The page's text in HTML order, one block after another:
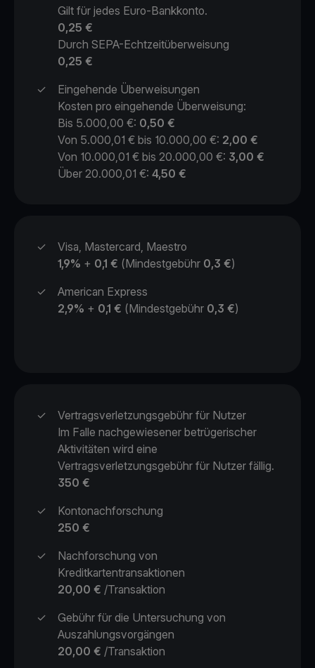
Gilt für jedes Euro-Bankkonto.
0,25 €
Durch SEPA-Echtzeitüberweisung
0,25 €
✓
Eingehende Überweisungen
Kosten pro eingehende Überweisung:
Bis 5.000,00 €: 0,50 €
Von 5.000,01 € bis 10.000,00 €: 2,00 €
Von 10.000,01 € bis 20.000,00 €: 3,00 €
Über 20.000,01 €: 4,50 €
✓
Visa, Mastercard, Maestro
1,9% + 0,1 € (Mindestgebühr 0,3 €)
✓
American Express
2,9% + 0,1 € (Mindestgebühr 0,3 €)
✓
Vertragsverletzungsgebühr für Nutzer
Im Falle nachgewiesener betrügerischer
Aktivitäten wird eine
Vertragsverletzungsgebühr für Nutzer fällig.
350 €
✓
Kontonachforschung
250 €
✓
Nachforschung von
Kreditkartentransaktionen
20,00 € /Transaktion
✓
Gebühr für die Untersuchung von
Auszahlungsvorgängen
20,00 € /Transaktion